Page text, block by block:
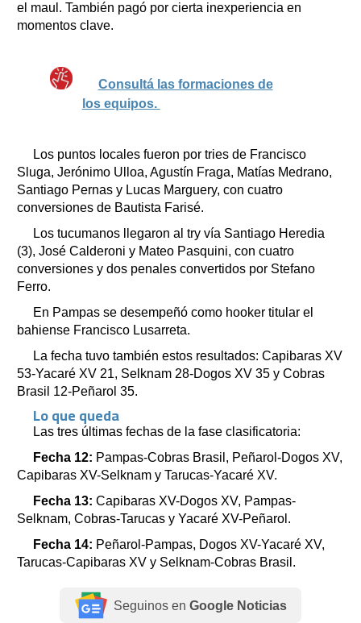
el maul. También pagó por cierta inexperiencia en
momentos clave.
Consultá las formaciones de
los equipos.
Los puntos locales fueron por tries de Francisco
Sluga, Jerónimo Ulloa, Agustín Fraga, Matías Medrano,
Santiago Pernas y Lucas Marguery, con cuatro
conversiones de Bautista Farisé.
Los tucumanos llegaron al try vía Santiago Heredia
(3), José Calderoni y Mateo Pasquini, con cuatro
conversiones y dos penales convertidos por Stefano
Ferro.
En Pampas se desempeñó como hooker titular el
bahiense Francisco Lusarreta.
La fecha tuvo también estos resultados: Capibaras XV
53-Yacaré XV 21, Selknam 28-Dogos XV 35 y Cobras
Brasil 12-Peñarol 35.
Lo que queda
Las tres últimas fechas de la fase clasificatoria:
Fecha 12: Pampas-Cobras Brasil, Peñarol-Dogos XV,
Capibaras XV-Selknam y Tarucas-Yacaré XV.
Fecha 13: Capibaras XV-Dogos XV, Pampas-
Selknam, Cobras-Tarucas y Yacaré XV-Peñarol.
Fecha 14: Peñarol-Pampas, Dogos XV-Yacaré XV,
Tarucas-Capibaras XV y Selknam-Cobras Brasil.
Seguinos en Google Noticias